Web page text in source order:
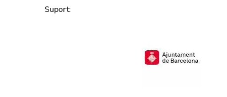
Suport: